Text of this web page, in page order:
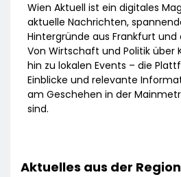
Wien Aktuell ist ein digitales
aktuelle Nachrichten,
Hintergründe aus Frankfurt
Von Wirtschaft und Politik über
hin zu lokalen Events – die
Einblicke und relevante
am Geschehen in der
sind.
Aktuelles aus der Region